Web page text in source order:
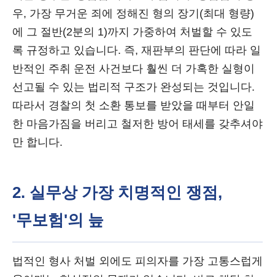
우, 가장 무거운 죄에 정해진 형의 장기(최대 형량)
에 그 절반(2분의 1)까지 가중하여 처벌할 수 있도
록 규정하고 있습니다. 즉, 재판부의 판단에 따라 일
반적인 주취 운전 사건보다 훨씬 더 가혹한 실형이
선고될 수 있는 법리적 구조가 완성되는 것입니다.
따라서 경찰의 첫 소환 통보를 받았을 때부터 안일
한 마음가짐을 버리고 철저한 방어 태세를 갖추셔야
만 합니다.
2. 실무상 가장 치명적인 쟁점,
'무보험'의 늪
법적인 형사 처벌 외에도 피의자를 가장 고통스럽게